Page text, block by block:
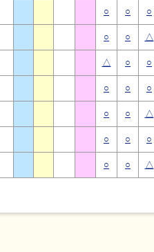
○ ○ ○
○ ○ △
△ ○ ○
○ ○ ○
○ ○ △
○ ○ ○
○ ○ △